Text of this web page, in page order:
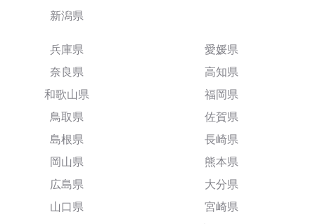
新潟県
兵庫県
奈良県
和歌山県
鳥取県
島根県
岡山県
広島県
山口県
愛媛県
高知県
福岡県
佐賀県
長崎県
熊本県
大分県
宮崎県